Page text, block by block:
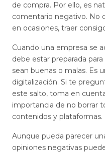
de compra. Por ello, es
comentario negativo. No
en ocasiones, traer
Cuando una empresa se
debe estar preparada
sean buenas o malas. Es
digitalización. Si te
este salto, toma en
importancia de no borrar
contenidos y plataformas.
Aunque pueda parecer
opiniones negativas